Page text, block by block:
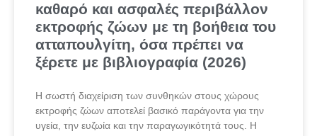
καθαρό και ασφαλές περιβάλλον
εκτροφής ζώων με τη βοήθεια του
ατταπουλγίτη, όσα πρέπει να
ξέρετε με βιβλιογραφία (2026)
Η σωστή διαχείριση των συνθηκών στους χώρους
εκτροφής ζώων αποτελεί βασικό παράγοντα για την
υγεία, την ευζωία και την παραγωγικότητά τους. Η